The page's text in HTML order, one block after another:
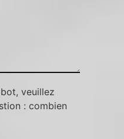
veuillez
: combien